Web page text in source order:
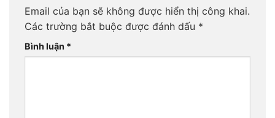
Email của bạn sẽ không được hiển thị công khai.
Các trường bắt buộc được đánh dấu *
Bình luận *